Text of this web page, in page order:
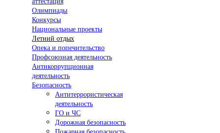
Олимпиады
Конкурсы
Национальные проекты
Летний отдых
Опека и попечительство
Профсоюзная деятельность
Антикоррупционная
деятельность
Безопасность
Антитеррористическая
деятельность
ГО и ЧС
Дорожная безопасность